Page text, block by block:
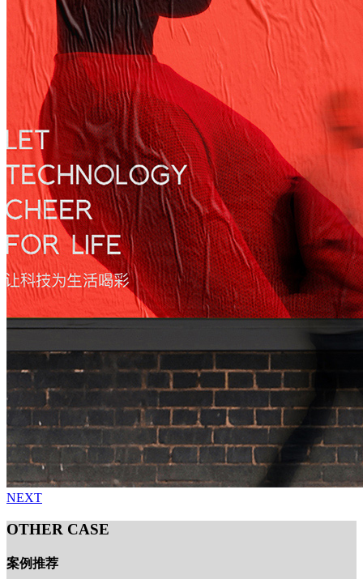
NEXT
OTHER CASE
案例推荐